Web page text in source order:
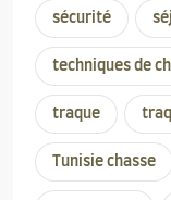
sécurité
techniques de
traque
Tunisie chasse